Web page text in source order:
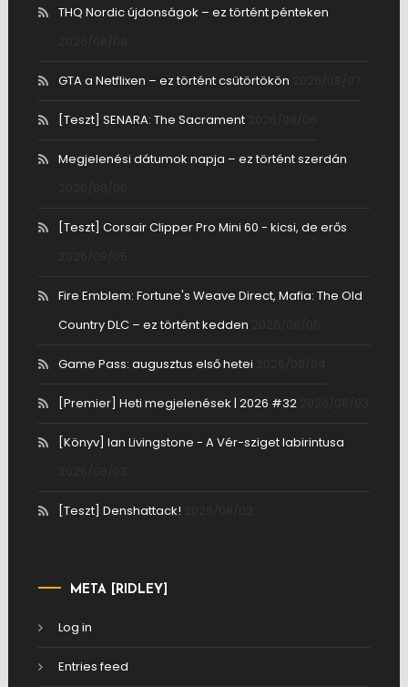
THQ Nordic újdonságok – ez történt pénteken
GTA a Netflixen – ez történt csütörtökön
[Teszt] SENARA: The Sacrament
Megjelenési dátumok napja – ez történt szerdán
[Teszt] Corsair Clipper Pro Mini 60 - kicsi, de erős
Fire Emblem: Fortune's Weave Direct, Mafia: The Old
Country DLC – ez történt kedden
Game Pass: augusztus első hetei
[Premier] Heti megjelenések | 2026 #32
[Könyv] Ian Livingstone - A Vér-sziget labirintusa
[Teszt] Denshattack!
META [RIDLEY]
Log in
Entries feed